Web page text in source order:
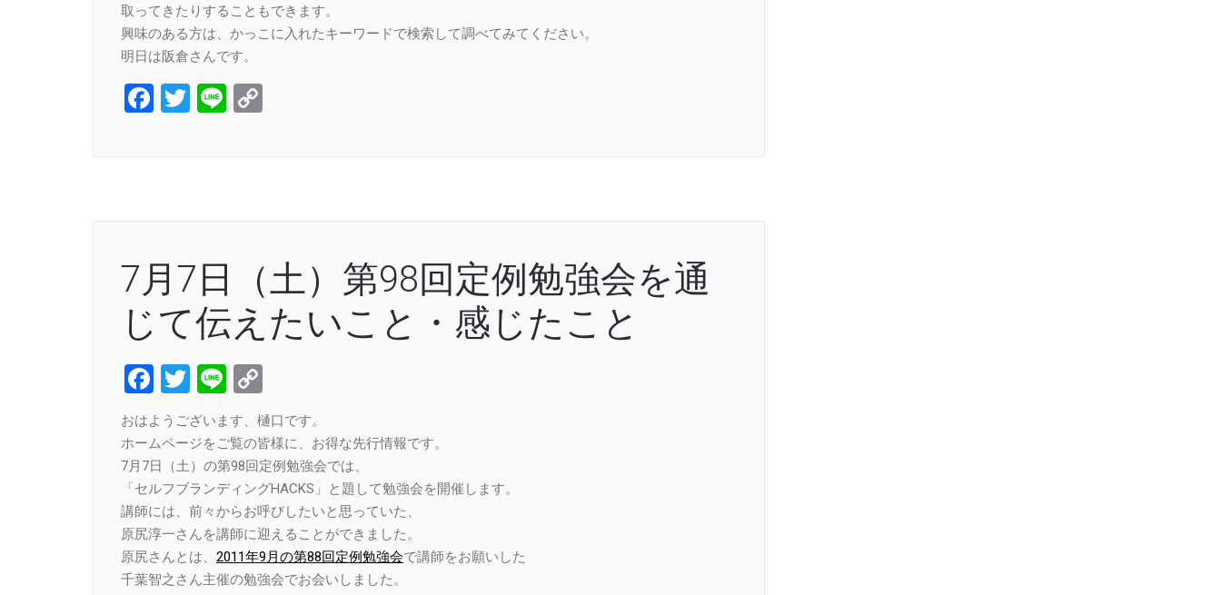
取ってきたりすることもできます。
興味のある方は、かっこに入れたキーワードで検索して調べてみてください。
明日は阪倉さんです。
Facebook
Twitter
Line
7月7日（土）第98回定例勉強会を通
じて伝えたいこと・感じたこと
Facebook
Twitter
Line
Link
おはようございます、樋口です。
ホームページをご覧の皆様に、お得な先行情報です。
7月7日（土）の第98回定例勉強会では、
「セルフブランディングHACKS」と題して勉強会を開催します。
講師には、前々からお呼びしたいと思っていた、
原尻淳一さんを講師に迎えることができました。
原尻さんとは、 2011年9月の第88回定例勉強会で講師をお願いした
千葉智之さん主催の勉強会でお会いしました。